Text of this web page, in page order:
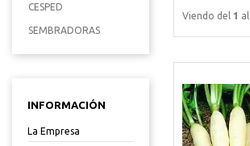
CESPED
SEMBRADORAS
INFORMACIÓN
La Empresa
Viendo del 1 al